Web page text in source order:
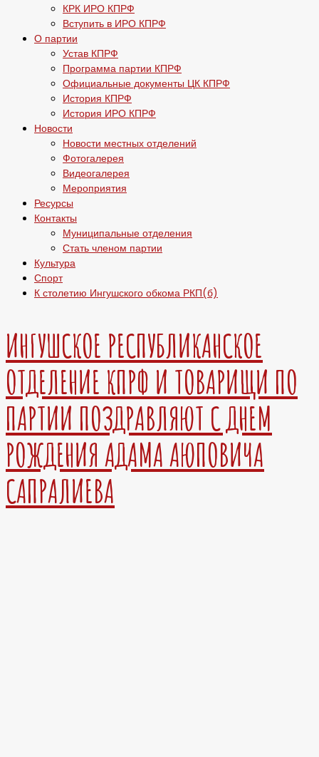
КРК ИРО КПРФ
Вступить в ИРО КПРФ
О партии
Устав КПРФ
Программа партии КПРФ
Официальные документы ЦК КПРФ
История КПРФ
История ИРО КПРФ
Новости
Новости местных отделений
Фотогалерея
Видеогалерея
Мероприятия
Ресурсы
Контакты
Муниципальные отделения
Стать членом партии
Культура
Спорт
К столетию Ингушского обкома РКП(б)
ИНГУШСКОЕ РЕСПУБЛИКАНСКОЕ
ОТДЕЛЕНИЕ КПРФ И ТОВАРИЩИ ПО
ПАРТИИ ПОЗДРАВЛЯЮТ С ДНЕМ
РОЖДЕНИЯ АДАМА АЮПОВИЧА
САПРАЛИЕВА